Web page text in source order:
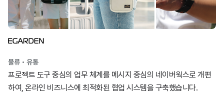
물류・유통
프로젝트 도구 중심의 업무 체계를 메시지 중심의 네이버웍스로 개편
하여, 온라인 비즈니스에 최적화된 협업 시스템을 구축했습니다.